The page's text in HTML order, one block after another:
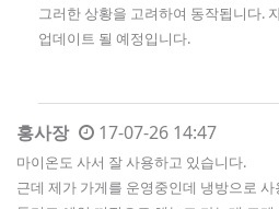
그러한 상황을 고려하여 동작됩니다.
업데이트 될 예정입니다.
홍사장 17-07-26 14:47
마이온도 사서 잘 사용하고 있습니다.
근데 제가 가게를 운영중인데 냉방으로